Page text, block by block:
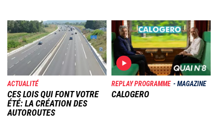
Image
ACTUALITÉ
CES LOIS QUI FONT VOTRE
ÉTÉ: LA CRÉATION DES
AUTOROUTES
Image
REPLAY PROGRAMME MAGAZINE
CALOGERO